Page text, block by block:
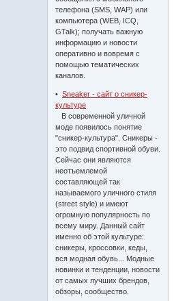
телефона (SMS, WAP) или
компьютера (WEB, ICQ,
GTalk); получать важную
информацию и новости
оперативно и вовремя с
помощью тематических
каналов.
•Sneaker - сайт о сникер-
культуре
В современной уличной
моде появилось понятие
"cникер-культура". Сникеры -
это подвид спортивной обуви.
Сейчас они являются
неотъемлемой
составляющей так
называемого уличного стиля
(street style) и имеют
огромную популярность по
всему миру. Данный сайт
именно об этой культуре:
сникеры, кроссовки, кеды,
вся модная обувь... Модные
новинки и тенденции, новости
от самых лучших брендов,
обзоры, сообщество.